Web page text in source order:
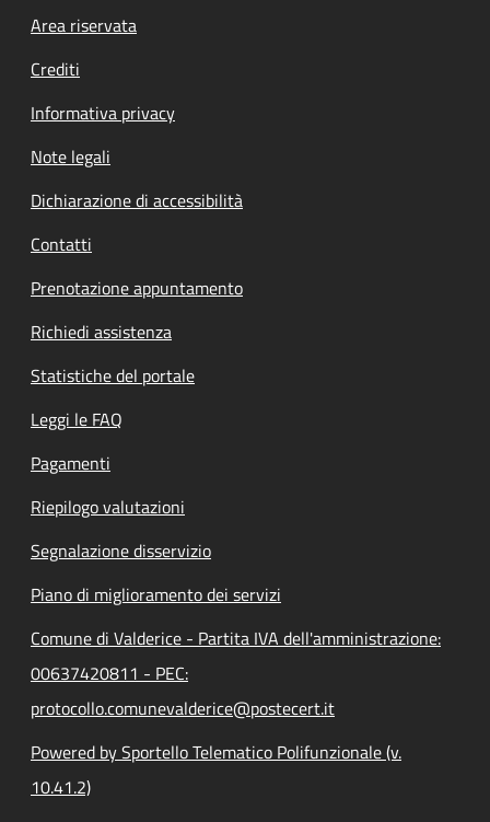
Footer menu
Area riservata
Crediti
Informativa privacy
Note legali
Dichiarazione di accessibilità
Contatti
Prenotazione appuntamento
Richiedi assistenza
Statistiche del portale
Leggi le FAQ
Pagamenti
Riepilogo valutazioni
Segnalazione disservizio
Piano di miglioramento dei servizi
Comune di Valderice - Partita IVA dell'amministrazione:
00637420811 - PEC:
protocollo.comunevalderice@postecert.it
Powered by Sportello Telematico Polifunzionale (v.
10.41.2)